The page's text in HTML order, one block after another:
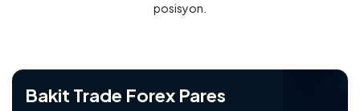
posisyon.
Bakit Trade Forex Pares